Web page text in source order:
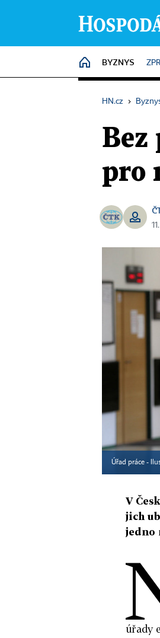
HOME
BYZNYS
HN.cz ›
Bez
pro
Úřad práce -
V
jich
jedno
úřady